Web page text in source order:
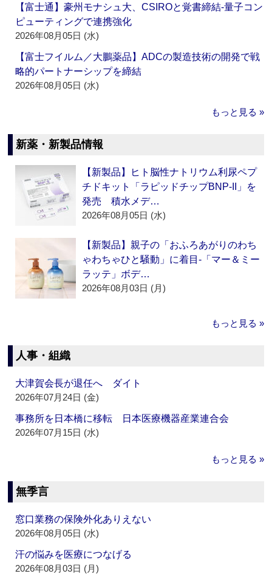
【富士通】豪州モナシュ大、CSIROと覚書締結‐量子コン
ピューティングで連携強化
2026年08月05日 (水)
【富士フイルム／大鵬薬品】ADCの製造技術の開発で戦
略的パートナーシップを締結
2026年08月05日 (水)
もっと見る »
新薬・新製品情報
【新製品】ヒト脳性ナトリウム利尿ペプ
チドキット「ラピッドチップBNP-II」を
発売 積水メデ…
2026年08月05日 (水)
【新製品】親子の「おふろあがりのわち
ゃわちゃひと騒動」に着目‐「マー＆ミー
ラッテ」ボデ…
2026年08月03日 (月)
もっと見る »
人事・組織
大津賀会長が退任へ ダイト
2026年07月24日 (金)
事務所を日本橋に移転 日本医療機器産業連合会
2026年07月15日 (水)
もっと見る »
無季言
窓口業務の保険外化ありえない
2026年08月05日 (水)
汗の悩みを医療につなげる
2026年08月03日 (月)